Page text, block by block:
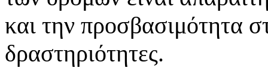
και την προσβασιμότητα
δραστηριότητες.